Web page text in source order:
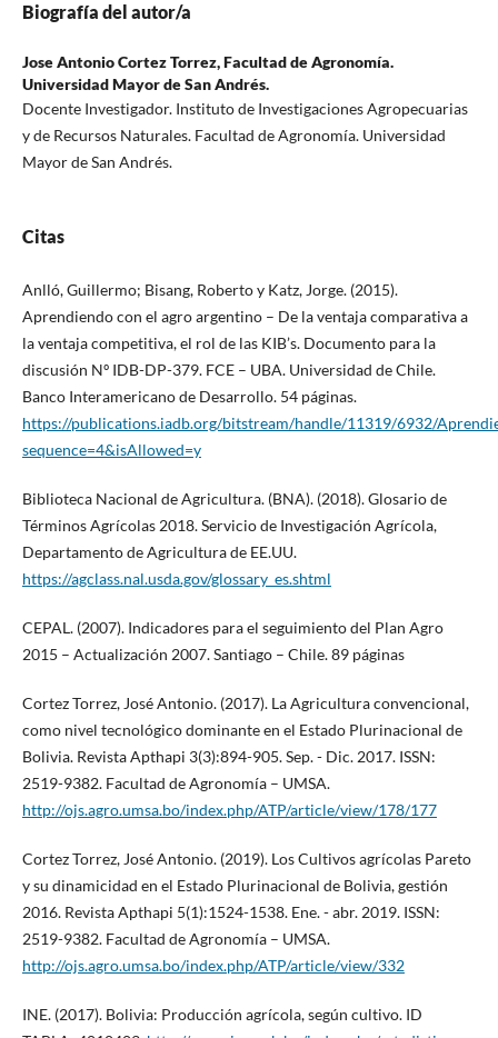
Biografía del autor/a
Jose Antonio Cortez Torrez,Facultad de Agronomía.
Universidad Mayor de San Andrés.
Docente Investigador. Instituto de Investigaciones Agropecuarias
y de Recursos Naturales. Facultad de Agronomía. Universidad
Mayor de San Andrés.
Citas
Anlló, Guillermo; Bisang, Roberto y Katz, Jorge. (2015).
Aprendiendo con el agro argentino – De la ventaja comparativa a
la ventaja competitiva, el rol de las KIB’s. Documento para la
discusión Nº IDB-DP-379. FCE – UBA. Universidad de Chile.
Banco Interamericano de Desarrollo. 54 páginas.
https://publications.iadb.org/bitstream/handle/11319/6932/
sequence=4&isAllowed=y
Biblioteca Nacional de Agricultura. (BNA). (2018). Glosario de
Términos Agrícolas 2018. Servicio de Investigación Agrícola,
Departamento de Agricultura de EE.UU.
https://agclass.nal.usda.gov/glossary_es.shtml
CEPAL. (2007). Indicadores para el seguimiento del Plan Agro
2015 – Actualización 2007. Santiago – Chile. 89 páginas
Cortez Torrez, José Antonio. (2017). La Agricultura convencional,
como nivel tecnológico dominante en el Estado Plurinacional de
Bolivia. Revista Apthapi 3(3):894-905. Sep. - Dic. 2017. ISSN:
2519-9382. Facultad de Agronomía – UMSA.
http://ojs.agro.umsa.bo/index.php/ATP/article/view/178/177
Cortez Torrez, José Antonio. (2019). Los Cultivos agrícolas Pareto
y su dinamicidad en el Estado Plurinacional de Bolivia, gestión
2016. Revista Apthapi 5(1):1524-1538. Ene. - abr. 2019. ISSN:
2519-9382. Facultad de Agronomía – UMSA.
http://ojs.agro.umsa.bo/index.php/ATP/article/view/332
INE. (2017). Bolivia: Producción agrícola, según cultivo. ID